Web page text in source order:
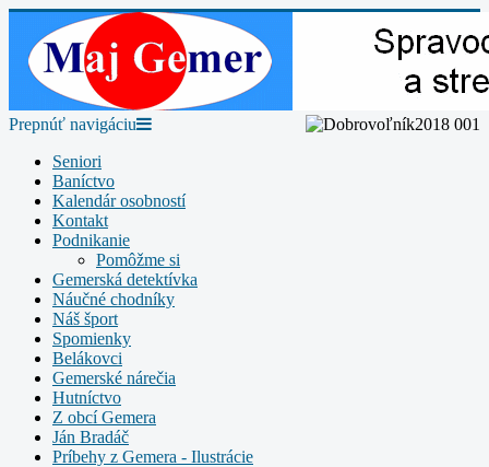
Prepnúť navigáciu
Seniori
Baníctvo
Kalendár osobností
Kontakt
Podnikanie
Pomôžme si
Gemerská detektívka
Náučné chodníky
Náš šport
Spomienky
Belákovci
Gemerské nárečia
Hutníctvo
Z obcí Gemera
Ján Bradáč
Príbehy z Gemera - Ilustrácie